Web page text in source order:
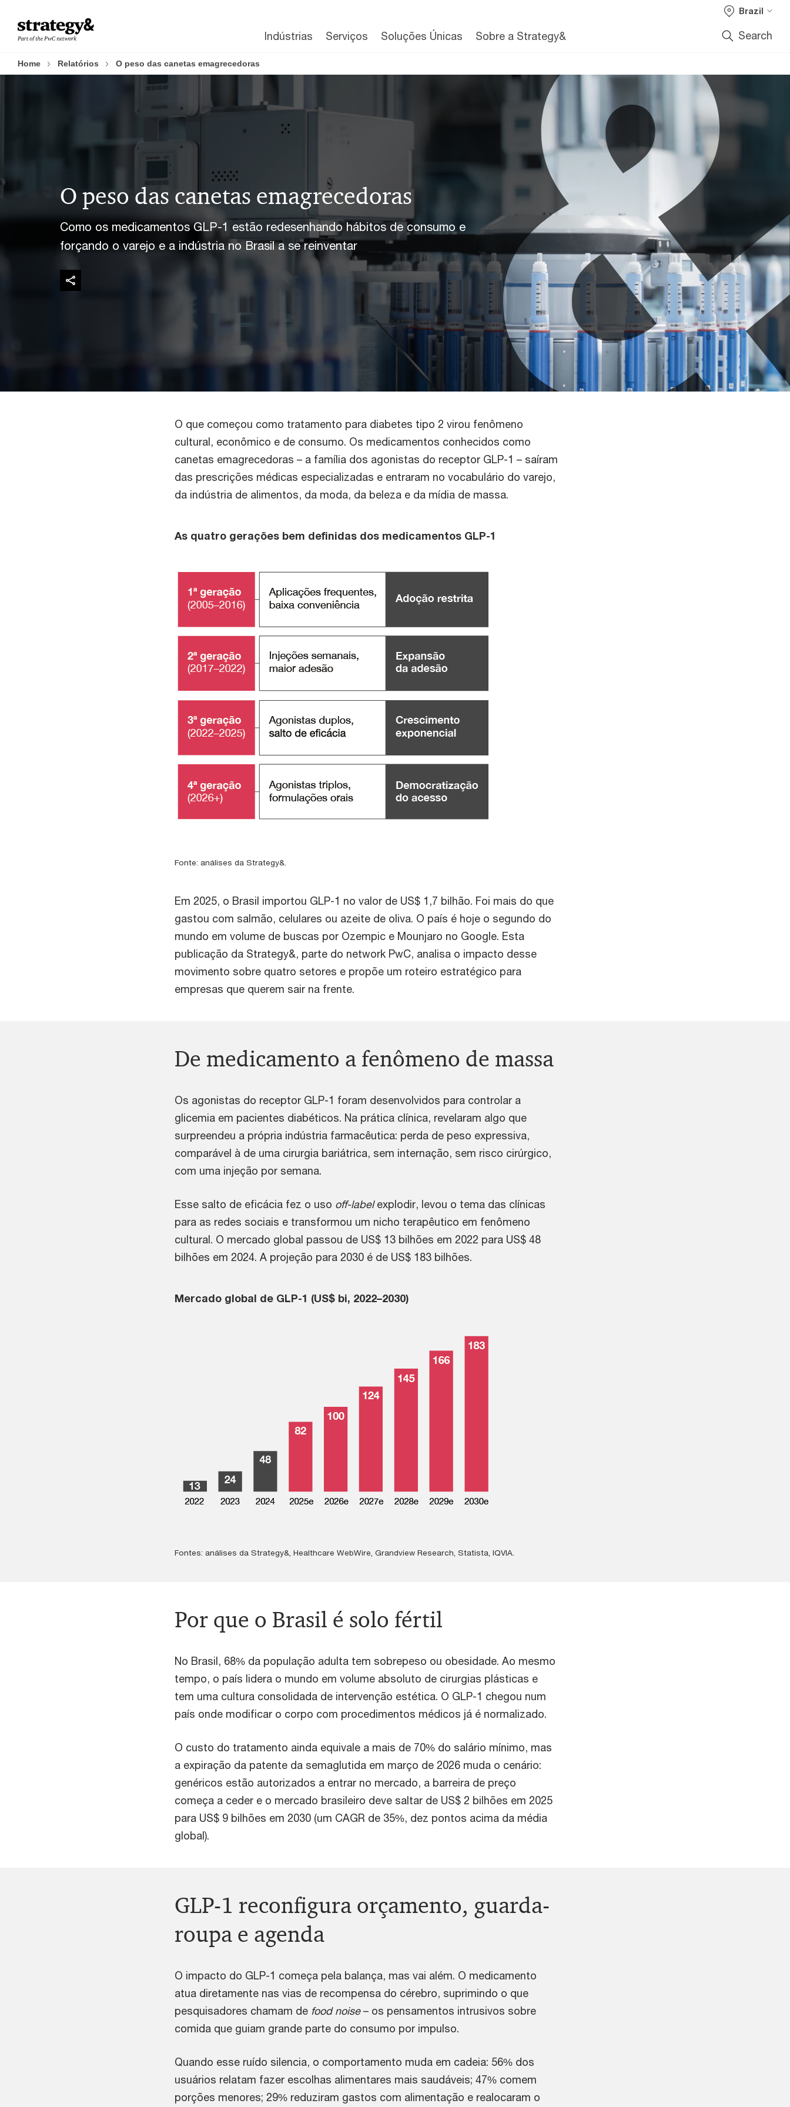
content
footer
Indústrias Serviços Soluções Únicas Sobre a Strategy&
Brazil
Search
Home Relatórios O peso das canetas emagrecedoras
O peso das canetas emagrecedoras
Como os medicamentos GLP-1 estão redesenhando hábitos de consumo e
forçando o varejo e a indústria no Brasil a se reinventar
O que começou como tratamento para diabetes tipo 2 virou fenômeno
cultural, econômico e de consumo. Os medicamentos conhecidos como
canetas emagrecedoras – a família dos agonistas do receptor GLP-1 – saíram
das prescrições médicas especializadas e entraram no vocabulário do varejo,
da indústria de alimentos, da moda, da beleza e da mídia de massa.
As quatro gerações bem definidas dos medicamentos GLP-1
Fonte: análises da Strategy&.
Em 2025, o Brasil importou GLP-1 no valor de US$ 1,7 bilhão. Foi mais do que
gastou com salmão, celulares ou azeite de oliva. O país é hoje o segundo do
mundo em volume de buscas por Ozempic e Mounjaro no Google. Esta
publicação da Strategy&, parte do network PwC, analisa o impacto desse
movimento sobre quatro setores e propõe um roteiro estratégico para
empresas que querem sair na frente.
De medicamento a fenômeno de massa
Os agonistas do receptor GLP-1 foram desenvolvidos para controlar a
glicemia em pacientes diabéticos. Na prática clínica, revelaram algo que
surpreendeu a própria indústria farmacêutica: perda de peso expressiva,
comparável à de uma cirurgia bariátrica, sem internação, sem risco cirúrgico,
com uma injeção por semana.
Esse salto de eficácia fez o uso off-labelexplodir, levou o tema das clínicas
para as redes sociais e transformou um nicho terapêutico em fenômeno
cultural. O mercado global passou de US$ 13 bilhões em 2022 para US$ 48
bilhões em 2024. A projeção para 2030 é de US$ 183 bilhões.
Mercado global de GLP-1 (US$ bi, 2022–2030)
Fontes: análises da Strategy&, Healthcare WebWire, Grandview Research, Statista, IQVIA.
Por que o Brasil é solo fértil
No Brasil, 68% da população adulta tem sobrepeso ou obesidade. Ao mesmo
tempo, o país lidera o mundo em volume absoluto de cirurgias plásticas e
tem uma cultura consolidada de intervenção estética. O GLP-1 chegou num
país onde modificar o corpo com procedimentos médicos já é normalizado.
O custo do tratamento ainda equivale a mais de 70% do salário mínimo, mas
a expiração da patente da semaglutida em março de 2026 muda o cenário:
genéricos estão autorizados a entrar no mercado, a barreira de preço
começa a ceder e o mercado brasileiro deve saltar de US$ 2 bilhões em 2025
para US$ 9 bilhões em 2030 (um CAGR de 35%, dez pontos acima da média
global).
GLP-1 reconfigura orçamento, guarda-
roupa e agenda
O impacto do GLP-1 começa pela balança, mas vai além. O medicamento
atua diretamente nas vias de recompensa do cérebro, suprimindo o que
pesquisadores chamam de food noise– os pensamentos intrusivos sobre
comida que guiam grande parte do consumo por impulso.
Quando esse ruído silencia, o comportamento muda em cadeia: 56% dos
usuários relatam fazer escolhas alimentares mais saudáveis; 47% comem
porções menores; 29% reduziram gastos com alimentação e realocaram o